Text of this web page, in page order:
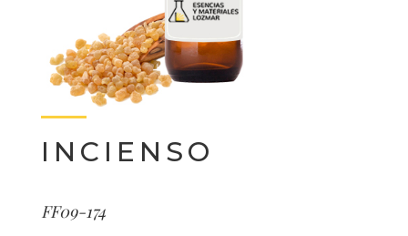
INCIENSO
FF09-174